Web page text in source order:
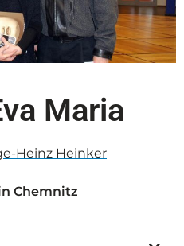
Maria
Heinz Heinker
Chemnitz